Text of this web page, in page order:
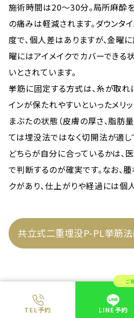
TEL予約
ご
LINE予約
施術時間は20〜30分。局所麻酔
の痛みは軽減されます。ダウンタ
度で、個人差はありますが、金曜
曜にはアイメイクでカバーできる
いとされています。
挙筋に固定する方式は、糸が取れ
インが保たれやすいといったメリッ
まぶたの状態（皮膚の厚さ、脂肪
ては埋没法ではなく切開法が適し
どちらが自分に合っているかは、
で判断するのが確実です。なお、
クがあり、仕上がりや経過には個
共立式二重埋没P-PL挙筋法
糸リフトを30代で始める意味